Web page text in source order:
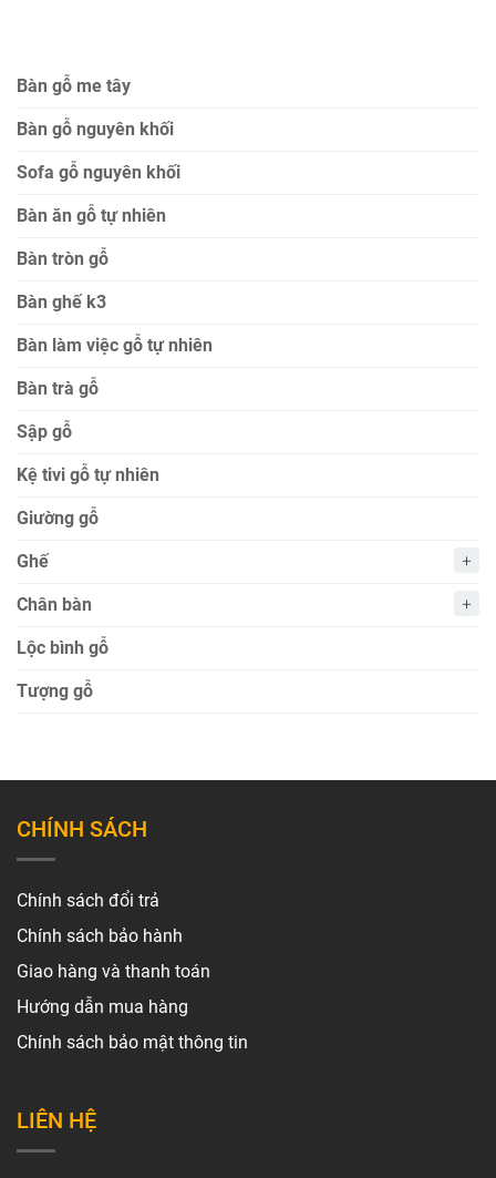
Bàn gỗ me tây
Bàn gỗ nguyên khối
Sofa gỗ nguyên khối
Bàn ăn gỗ tự nhiên
Bàn tròn gỗ
Bàn ghế k3
Bàn làm việc gỗ tự nhiên
Bàn trà gỗ
Sập gỗ
Kệ tivi gỗ tự nhiên
Giường gỗ
Ghế
Chân bàn
Lộc bình gỗ
Tượng gỗ
CHÍNH SÁCH
Chính sách đổi trả
Chính sách bảo hành
Giao hàng và thanh toán
Hướng dẫn mua hàng
Chính sách bảo mật thông tin
LIÊN HỆ